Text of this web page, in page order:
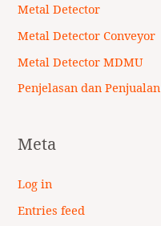
Metal Detector
Metal Detector Conveyor
Metal Detector MDMU
Penjelasan dan Penjualan
Meta
Log in
Entries feed